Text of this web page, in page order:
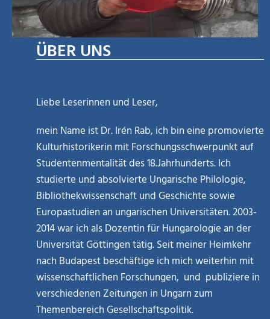
ÜBER UNS
Liebe Leserinnen und Leser,
mein Name ist Dr. Irén Rab, ich bin eine promovierte
Kulturhistorikerin mit Forschungsschwerpunkt auf
Studentenmentalität des 18.Jahrhunderts. Ich
studierte und absolvierte Ungarische Philologie,
Bibliothekwissenschaft und Geschichte sowie
Europastudien an ungarischen Universitäten. 2003-
2014 war ich als Dozentin für Hungarologie an der
Universität Göttingen tätig. Seit meiner Heimkehr
nach Budapest beschäftige ich mich weiterhin mit
wissenschaftlichen Forschungen, und publiziere in
verschiedenen Zeitungen in Ungarn zum
Themenbereich Gesellschaftspolitik.